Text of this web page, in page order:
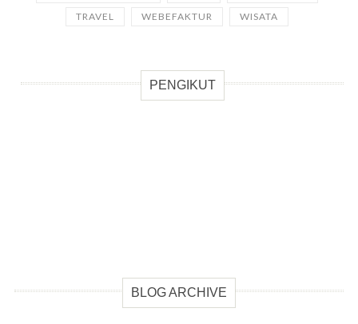
TRAVEL
WEBEFAKTUR WISATA
PENGIKUT
BLOG ARCHIVE